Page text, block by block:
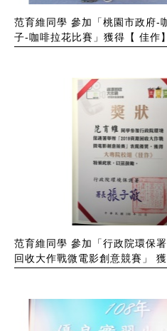
范育維同學 參加「桃園市政府-
子-咖啡拉花比賽」獲得【 佳作】
范育維同學 參加「行政院環保
回收大作戰微電影創意競賽」 獲